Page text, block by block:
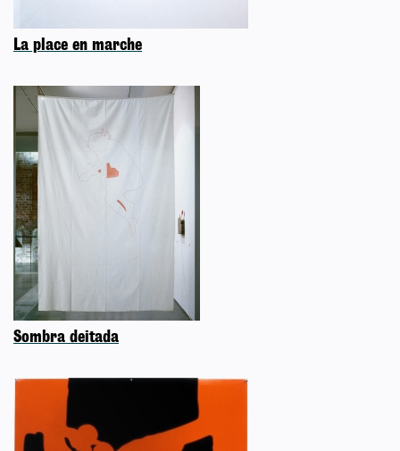
La place en marche
Sombra deitada